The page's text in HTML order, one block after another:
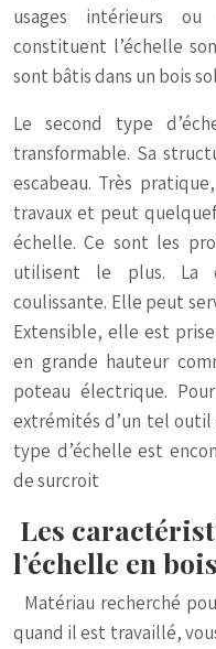
usages intérieurs
constituent l’échelle
sont bâtis dans un bois
Le second type
transformable. Sa
escabeau. Très
travaux et peut
échelle. Ce sont les
utilisent le plus. La
coulissante. Elle peut
Extensible, elle est
en grande hauteur
poteau électrique.
extrémités d’un tel outil
type d’échelle est
de surcroit
Les
l’échelle en bois
Matériau recherché
quand il est travaillé,